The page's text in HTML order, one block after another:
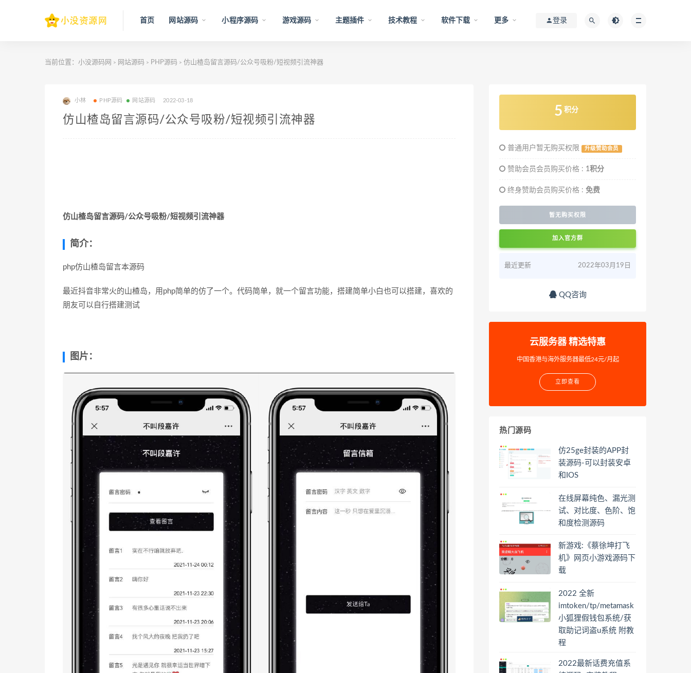
首页 网站源码 小程序源码 游戏源码 主题插件 技术教程 软件下载 更多 登录
当前位置： 小没源码网 > 网站源码 > PHP源码 > 仿山楂岛留言源码/公众号吸粉/短视频引流神器
小林 PHP源码 网站源码 2022-03-18
仿山楂岛留言源码/公众号吸粉/短视频引流神器
仿山楂岛留言源码/公众号吸粉/短视频引流神器
简介：
php仿山楂岛留言本源码
最近抖音非常火的山楂岛，用php简单的仿了一个。代码简单，就一个留言功能，搭建简单小白也可以搭建，喜欢的
朋友可以自行搭建测试
图片：
5 积分
普通用户暂无购买权限 升级赞助会员
赞助会员会员购买价格 : 1积分
终身赞助会员购买价格 : 免费
暂无购买权限
加入官方群
最近更新 2022年03月19日
QQ咨询
云服务器 精选特惠
中国香港与海外服务器最低24元/月起
立即查看
热门源码
仿25ge封装的APP封
装源码-可以封装安卓
和IOS
在线屏幕纯色、漏光测
试、对比度、色阶、饱
和度检测源码
新游戏:《蔡徐坤打飞
机》网页小游戏源码下
载
2022 全新
imtoken/tp/metamask
小狐狸假钱包系统/获
取助记词盗u系统 附教
程
2022最新话费充值系